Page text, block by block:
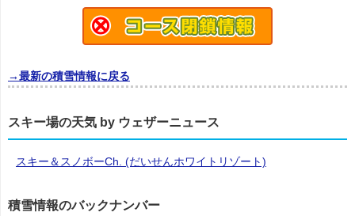
→最新の積雪情報に戻る
スキー場の天気 by ウェザーニュース
スキー＆スノボーCh. (だいせんホワイトリゾート)
積雪情報のバックナンバー